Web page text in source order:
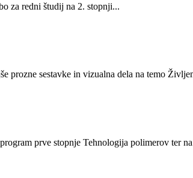
za redni študij na 2. stopnji...
prozne sestavke in vizualna dela na temo
prve stopnje Tehnologija polimerov ter